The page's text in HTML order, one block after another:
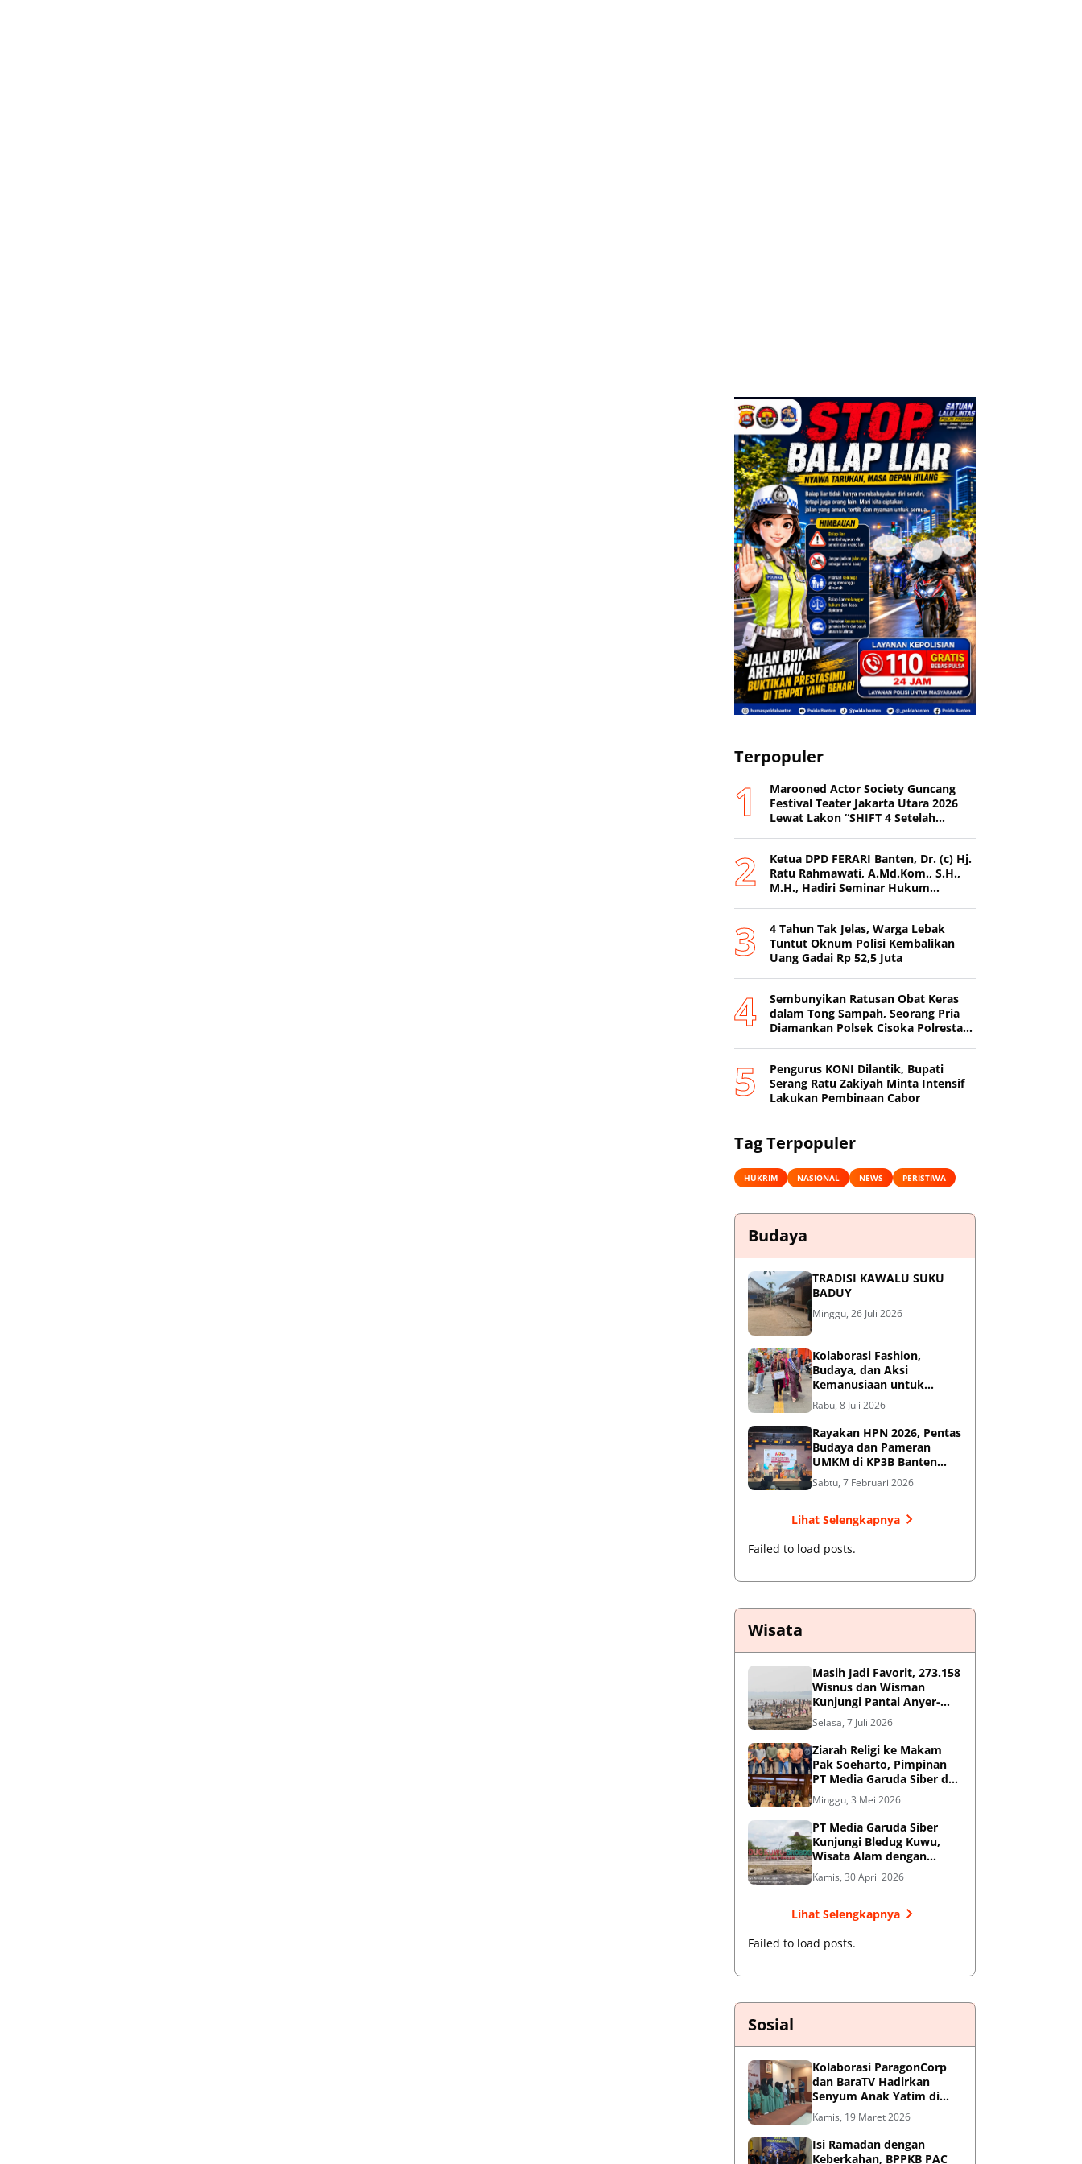
Terpopuler
Marooned Actor Society Guncang
Festival Teater Jakarta Utara 2026
Lewat Lakon “SHIFT 4 Setelah
Ketua DPD FERARI Banten, Dr. (c) Hj.
Ratu Rahmawati, A.Md.Kom., S.H.,
M.H., Hadiri Seminar Hukum
4 Tahun Tak Jelas, Warga Lebak
Tuntut Oknum Polisi Kembalikan
Uang Gadai Rp 52,5 Juta
Sembunyikan Ratusan Obat Keras
dalam Tong Sampah, Seorang Pria
Diamankan Polsek Cisoka Polresta
Pengurus KONI Dilantik, Bupati
Serang Ratu Zakiyah Minta Intensif
Lakukan Pembinaan Cabor
Tag Terpopuler
HUKRIM NASIONAL NEWS PERISTIWA
Budaya
TRADISI KAWALU SUKU
BADUY
Minggu, 26 Juli 2026
Kolaborasi Fashion,
Budaya, dan Aksi
Kemanusiaan untuk
Pasien Kanker Dhuafa
Rabu, 8 Juli 2026
Rayakan HPN 2026, Pentas
Budaya dan Pameran
UMKM di KP3B Banten
Sedot Antusiasme Warga
Sabtu, 7 Februari 2026
Lihat Selengkapnya
Failed to load posts.
Wisata
Masih Jadi Favorit, 273.158
Wisnus dan Wisman
Kunjungi Pantai Anyer-
Cinangka Selama Libur
Sekolah
Selasa, 7 Juli 2026
Ziarah Religi ke Makam
Pak Soeharto, Pimpinan
PT Media Garuda Siber dan
Redaksi Hormati Jasa Sang
Jendral Besar
Minggu, 3 Mei 2026
PT Media Garuda Siber
Kunjungi Bledug Kuwu,
Wisata Alam dengan
Segudang Keunikan dan
Potensi UMKM
Kamis, 30 April 2026
Lihat Selengkapnya
Failed to load posts.
Sosial
Kolaborasi ParagonCorp
dan BaraTV Hadirkan
Senyum Anak Yatim di
Hotel Le Semar Tangerang
Kamis, 19 Maret 2026
Isi Ramadan dengan
Keberkahan, BPPKB PAC